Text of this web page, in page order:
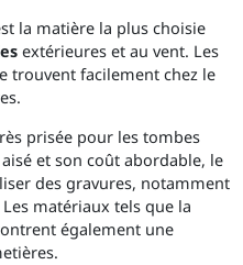
la matière la plus choisie
extérieures et au vent. Les
trouvent facilement chez le
prisée pour les tombes
et son coût abordable, le
des gravures, notamment
matériaux tels que la
également une